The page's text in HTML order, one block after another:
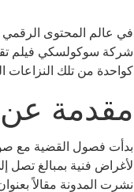
في عالم المحتوى الرقمي
شركة سوكولسكي فيلم
كواحدة من تلك النزاعات
مقدمة عن
بدأت فصول القضية مع
لأغراض فنية بمبالغ تصل إلى 5 آلاف دولار للنسخة الواحدة. في المقابل، كانت المدونة لورين ميسياه تدير
نشرت المدونة مقالاً